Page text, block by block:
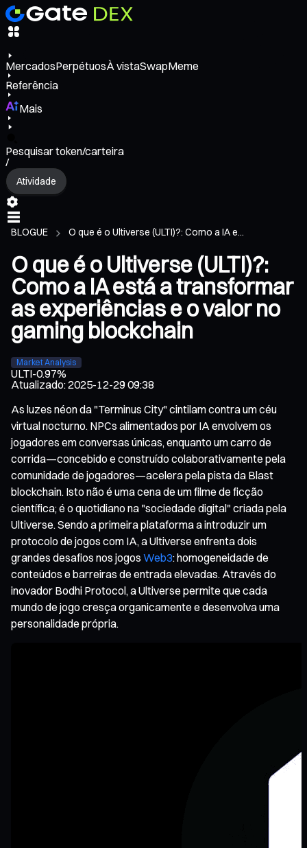
MercadosPerpétuosÀ vistaSwapMeme
Referência
Mais
Pesquisar token/carteira
/
Atividade
BLOGUE O que é o Ultiverse (ULTI)?: Como a IA e...
O que é o Ultiverse (ULTI)?:
Como a IA está a transformar
as experiências e o valor no
gaming blockchain
Market Analysis
ULTI-0.97%
Atualizado:2025-12-29 09:38
As luzes néon da "Terminus City" cintilam contra um céu
virtual nocturno. NPCs alimentados por IA envolvem os
jogadores em conversas únicas, enquanto um carro de
corrida—concebido e construído colaborativamente pela
comunidade de jogadores—acelera pela pista da Blast
blockchain. Isto não é uma cena de um filme de ficção
científica; é o quotidiano na "sociedade digital" criada pela
Ultiverse. Sendo a primeira plataforma a introduzir um
protocolo de jogos com IA, a Ultiverse enfrenta dois
grandes desafios nos jogos Web3: homogeneidade de
conteúdos e barreiras de entrada elevadas. Através do
inovador Bodhi Protocol, a Ultiverse permite que cada
mundo de jogo cresça organicamente e desenvolva uma
personalidade própria.